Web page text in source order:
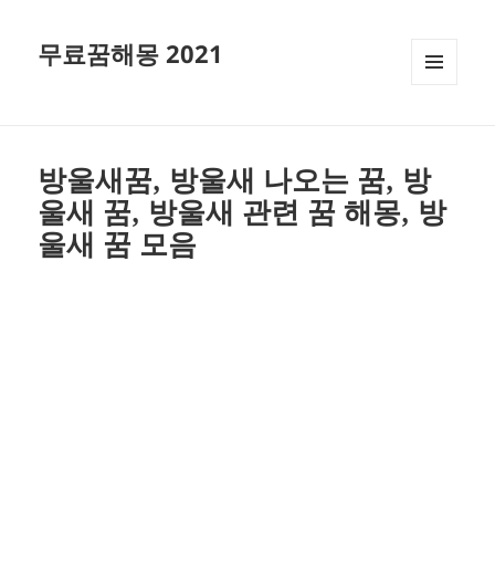
무료꿈해몽 2021
방울새꿈, 방울새 나오는 꿈, 방
울새 꿈, 방울새 관련 꿈 해몽, 방
울새 꿈 모음